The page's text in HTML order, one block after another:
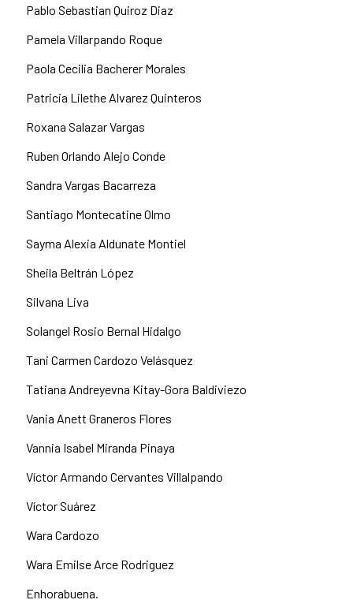
Pablo Sebastian Quiroz Diaz
Pamela Villarpando Roque
Paola Cecilia Bacherer Morales
Patricia Lilethe Alvarez Quinteros
Roxana Salazar Vargas
Ruben Orlando Alejo Conde
Sandra Vargas Bacarreza
Santiago Montecatine Olmo
Sayma Alexia Aldunate Montiel
Sheila Beltrán López
Silvana Liva
Solangel Rosio Bernal Hidalgo
Tani Carmen Cardozo Velásquez
Tatiana Andreyevna Kitay-Gora Baldiviezo
Vania Anett Graneros Flores
Vannia Isabel Miranda Pinaya
Víctor Armando Cervantes Villalpando
Víctor Suárez
Wara Cardozo
Wara Emilse Arce Rodriguez
Enhorabuena.